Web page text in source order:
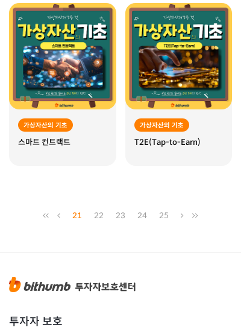
가상자산의 기초
스마트 컨트랙트
가상자산의 기초
T2E(Tap-to-Earn)
21 22 23 24 25
투자자 보호